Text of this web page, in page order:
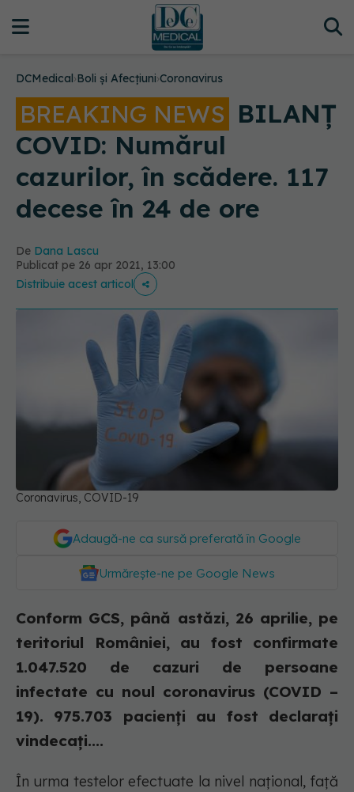
DCMedical›Boli și Afecțiuni›Coronavirus
BREAKING NEWS BILANȚ
COVID: Numărul
cazurilor, în scădere. 117
decese în 24 de ore
De Dana Lascu
Publicat pe 26 apr 2021, 13:00
Distribuie acest articol
Coronavirus, COVID-19
Adaugă-ne ca sursă preferată în Google
Urmărește-ne pe Google News
Conform GCS, până astăzi, 26 aprilie, pe
teritoriul României, au fost confirmate
1.047.520 de cazuri de persoane
infectate cu noul coronavirus (COVID –
19). 975.703 pacienți au fost declarați
vindecați....
În urma testelor efectuate la nivel național, față